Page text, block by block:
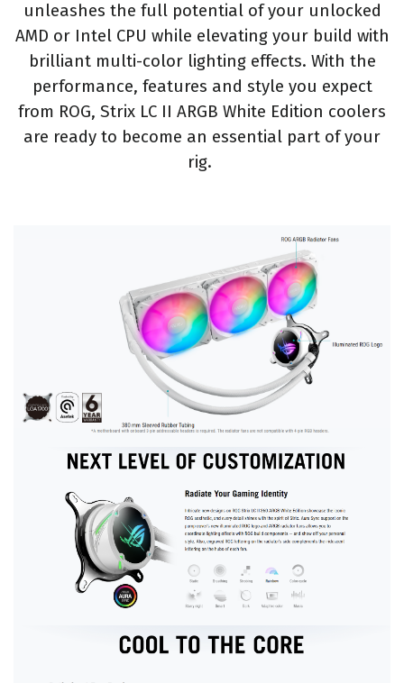
unleashes the full potential of your unlocked
AMD or Intel CPU while elevating your build with
brilliant multi-color lighting effects. With the
performance, features and style you expect
from ROG, Strix LC II ARGB White Edition coolers
are ready to become an essential part of your
rig.​